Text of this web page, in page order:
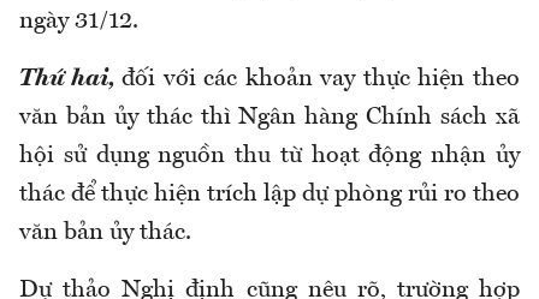
ngày 31/12.
Thứ hai,đối với các khoản vay thực hiện theo
văn bản ủy thác thì Ngân hàng Chính sách xã
hội sử dụng nguồn thu từ hoạt động nhận ủy
thác để thực hiện trích lập dự phòng rủi ro theo
văn bản ủy thác.
Dự thảo Nghị định cũng nêu rõ, trường hợp